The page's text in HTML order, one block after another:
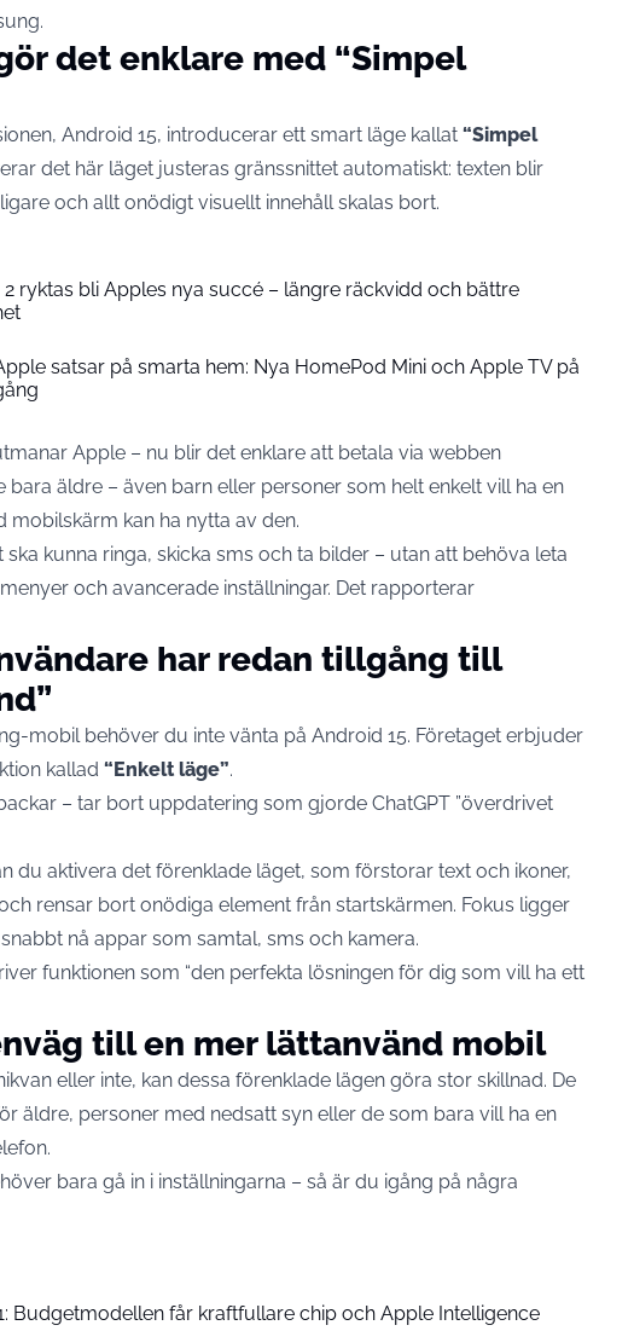
det enklare med “Simpel
Android 15, introducerar ett smart läge kallat “Simpel
det här läget justeras gränssnittet automatiskt: texten blir
och allt onödigt visuellt innehåll skalas bort.
2 ryktas bli Apples nya succé – längre räckvidd och bättre
satsar på smarta hem: Nya HomePod Mini och Apple TV på
Apple – nu blir det enklare att betala via webben
bara äldre – även barn eller personer som helt enkelt vill ha en
mobilskärm kan ha nytta av den.
kunna ringa, skicka sms och ta bilder – utan att behöva leta
och avancerade inställningar. Det rapporterar
har redan tillgång till
mobil behöver du inte vänta på Android 15. Företaget erbjuder
kallad “Enkelt läge”.
– tar bort uppdatering som gjorde ChatGPT ”överdrivet
du aktivera det förenklade läget, som förstorar text och ikoner,
rensar bort onödiga element från startskärmen. Fokus ligger
nå appar som samtal, sms och kamera.
funktionen som “den perfekta lösningen för dig som vill ha ett
till en mer lättanvänd mobil
eller inte, kan dessa förenklade lägen göra stor skillnad. De
äldre, personer med nedsatt syn eller de som bara vill ha en
bara gå in i inställningarna – så är du igång på några
Budgetmodellen får kraftfullare chip och Apple Intelligence